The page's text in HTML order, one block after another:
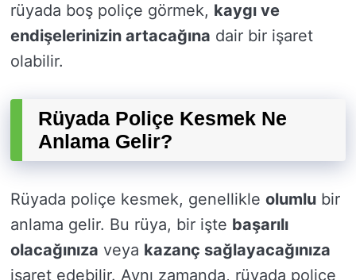
rüyada boş poliçe görmek, kaygı ve
endişelerinizin artacağına dair bir işaret
olabilir.
Rüyada Poliçe Kesmek Ne
Anlama Gelir?
Rüyada poliçe kesmek, genellikle olumlu bir
anlama gelir. Bu rüya, bir işte başarılı
olacağınıza veya kazanç sağlayacağınıza
işaret edebilir. Aynı zamanda, rüyada poliçe